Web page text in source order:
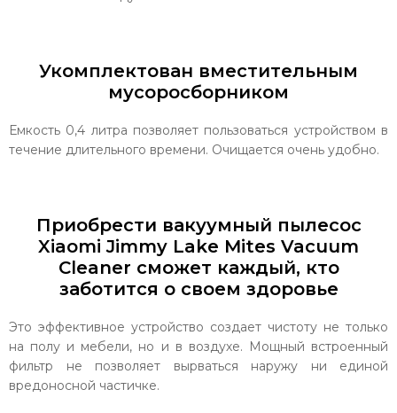
Укомплектован вместительным
мусоросборником
Емкость 0,4 литра позволяет пользоваться устройством в
течение длительного времени. Очищается очень удобно.
Приобрести вакуумный пылесос
Xiaomi Jimmy Lake Mites Vacuum
Cleaner сможет каждый, кто
заботится о своем здоровье
Это эффективное устройство создает чистоту не только
на полу и мебели, но и в воздухе. Мощный встроенный
фильтр не позволяет вырваться наружу ни единой
вредоносной частичке.